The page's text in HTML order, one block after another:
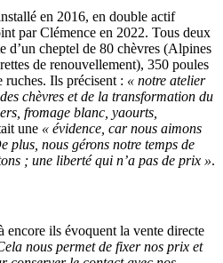
en 2016, en double actif
par Clémence en 2022. Tous deux
d’un cheptel de 80 chèvres (Alpines
de renouvellement), 350 poules
ruches. Ils précisent : « notre atelier
chèvres et de la transformation du
fromage blanc, yaourts,
une « évidence, car nous aimons
plus, nous gérons notre temps de
; une liberté qui n’a pas de prix ».
encore ils évoquent la vente directe
nous permet de fixer nos prix et